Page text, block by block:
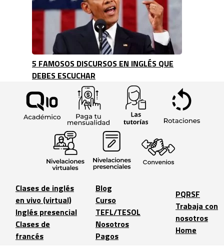
5 FAMOSOS DISCURSOS EN INGLÉS QUE
DEBES ESCUCHAR
Clases de inglés
en vivo (virtual)
Inglés presencial
Clases de
francés
Blog
Curso
TEFL/TESOL
Nosotros
Pagos
PQRSF
Trabaja con
nosotros
Home